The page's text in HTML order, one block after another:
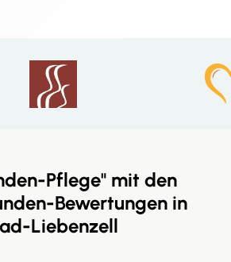
Pflege" mit den
Bewertungen in
Liebenzell